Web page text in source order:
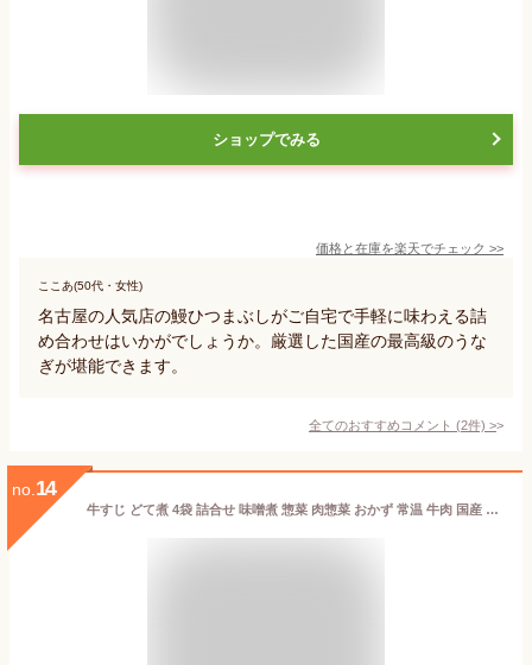
ショップでみる
価格と在庫を楽天でチェック >>
ここあ(50代・女性)
名古屋の人気店の鰻ひつまぶしがご自宅で手軽に味わえる詰
め合わせはいかがでしょうか。厳選した国産の最高級のうな
ぎが堪能できます。
全てのおすすめコメント (2件) >
no. 14
牛すじ どて煮 4袋 詰合せ 味噌煮 惣菜 肉惣菜 おかず 常温 牛肉 国産 すじ肉 名古屋名物 おつまみ 湯煎 湯せん 簡単 簡単調理 時短